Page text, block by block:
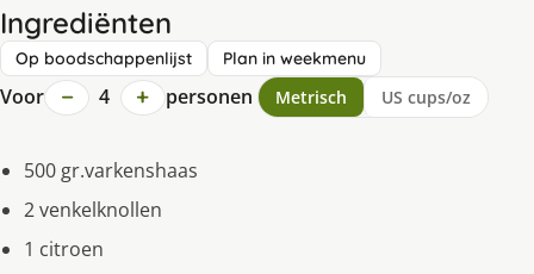
Ingrediënten
Op boodschappenlijst Plan in weekmenu
Voor − 4 + personen Metrisch US cups/oz
500 gr.varkenshaas
2 venkelknollen
1 citroen